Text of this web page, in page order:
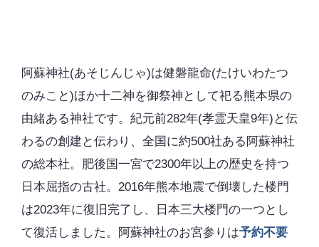
阿蘇神社(あそじんじゃ)は健磐龍命(たけいわたつ
のみこと)ほか十二神を御祭神として祀る熊本県の
由緒ある神社です。紀元前282年(孝霊天皇9年)と伝
わるの創建と伝わり、全国に約500社ある阿蘇神社
の総本社。肥後国一宮で2300年以上の歴史を持つ
日本屈指の古社。2016年熊本地震で倒壊した楼門
は2023年に復旧完了し、日本三大楼門の一つとし
て復活しました。阿蘇神社のお宮参りは予約不要